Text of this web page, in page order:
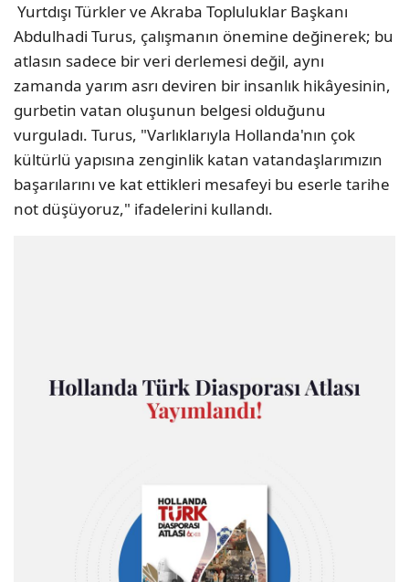
Yurtdışı Türkler ve Akraba Topluluklar Başkanı
Abdulhadi Turus, çalışmanın önemine değinerek; bu
atlasın sadece bir veri derlemesi değil, aynı
zamanda yarım asrı deviren bir insanlık hikâyesinin,
gurbetin vatan oluşunun belgesi olduğunu
vurguladı. Turus, "Varlıklarıyla Hollanda'nın çok
kültürlü yapısına zenginlik katan vatandaşlarımızın
başarılarını ve kat ettikleri mesafeyi bu eserle tarihe
not düşüyoruz," ifadelerini kullandı.